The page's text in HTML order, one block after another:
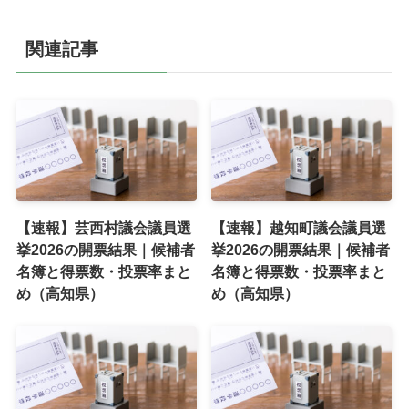
関連記事
【速報】芸西村議会議員選
挙2026の開票結果｜候補者
名簿と得票数・投票率まと
め（高知県）
【速報】越知町議会議員選
挙2026の開票結果｜候補者
名簿と得票数・投票率まと
め（高知県）